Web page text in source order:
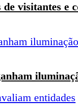
visitantes